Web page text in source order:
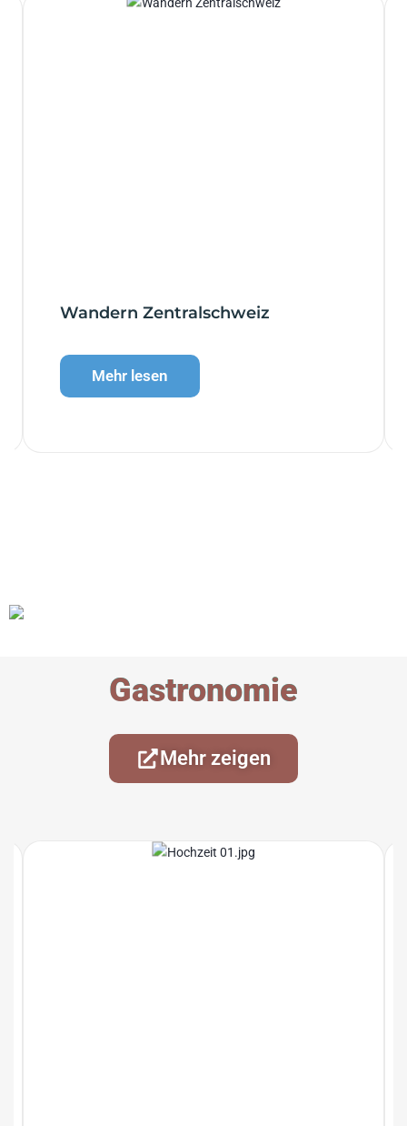
Wandern Zentralschweiz
Mehr lesen
Gastronomie
Mehr zeigen